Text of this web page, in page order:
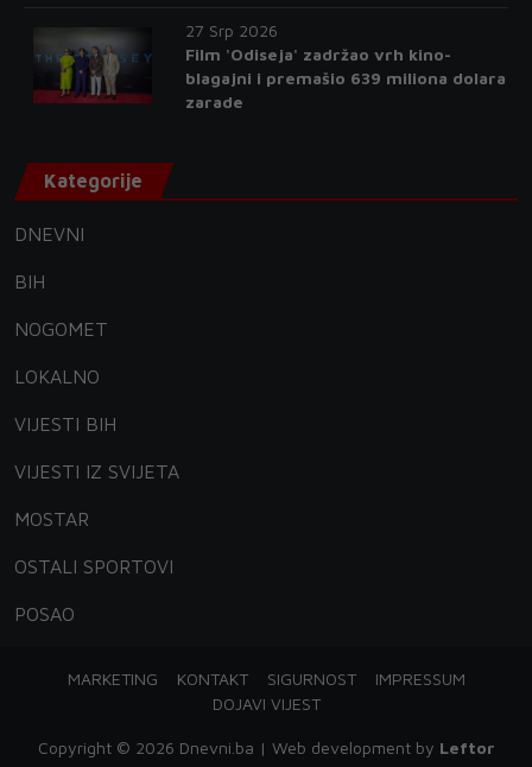
27 Srp 2026
Film 'Odiseja' zadržao vrh kino-
blagajni i premašio 639 miliona dolara
zarade
Kategorije
DNEVNI
BIH
NOGOMET
LOKALNO
VIJESTI BIH
VIJESTI IZ SVIJETA
MOSTAR
OSTALI SPORTOVI
POSAO
MARKETING KONTAKT SIGURNOST
IMPRESSUM
DOJAVI VIJEST
Copyright © 2026 Dnevni.ba | Web development by Leftor